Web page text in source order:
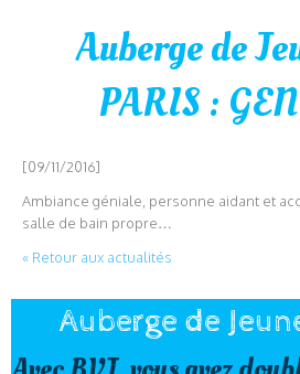
Auberge de
PARIS :
[09/11/2016]
Ambiance géniale, personne aidant et
salle de bain propre…
« Retour aux actualités
Auberge de